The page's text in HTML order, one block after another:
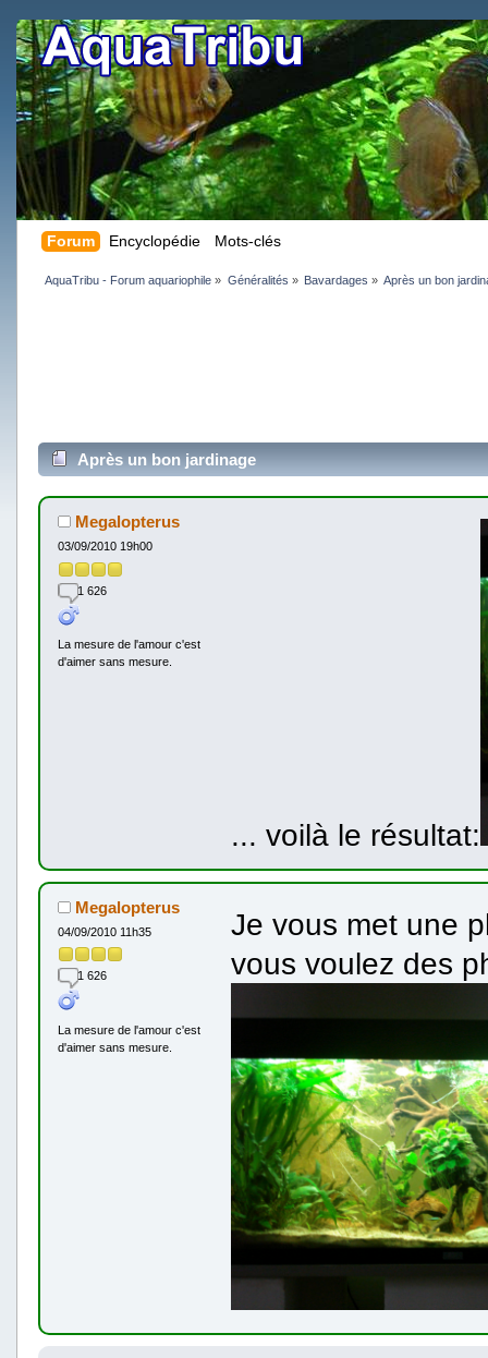
Forum Encyclopédie Mots-clés
AquaTribu - Forum aquariophile » Généralités » Bavardages » Après un bon
Après un bon jardinage
Megalopterus
03/09/2010 19h00
1 626
La mesure de l'amour c'est
d'aimer sans mesure.
... voilà le résultat:
Megalopterus
04/09/2010 11h35
1 626
La mesure de l'amour c'est
d'aimer sans mesure.
Je vous met une
vous voulez des